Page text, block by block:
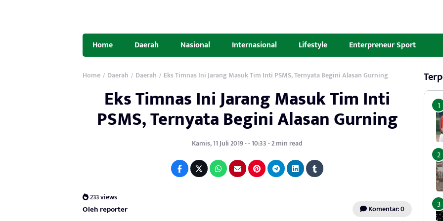
Home Daerah Nasional Internasional Lifestyle Enterpreneur Sport
Home / Daerah / Daerah / Eks Timnas Ini Jarang Masuk Tim Inti PSMS, Ternyata Begini Alasan Gurning
Eks Timnas Ini Jarang Masuk Tim Inti
PSMS, Ternyata Begini Alasan Gurning
Kamis, 11 Juli 2019 - - 10:33 - 2 min read
233 views
Oleh reporter Komentar: 0